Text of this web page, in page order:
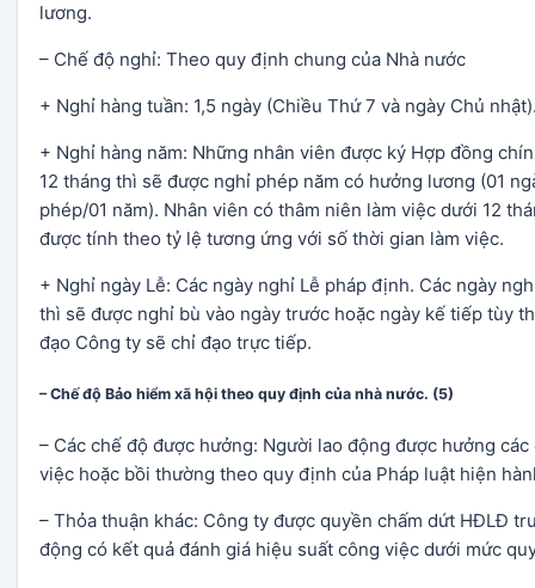
lương.
– Chế độ nghỉ: Theo quy định chung của Nhà nước
+ Nghỉ hàng tuần: 1,5 ngày (Chiều Thứ 7 và ngày Chủ
+ Nghỉ hàng năm: Những nhân viên được ký Hợp đồng
12 tháng thì sẽ được nghỉ phép năm có hưởng lương (01
phép/01 năm). Nhân viên có thâm niên làm việc dưới 12
được tính theo tỷ lệ tương ứng với số thời gian làm việc.
+ Nghỉ ngày Lễ: Các ngày nghỉ Lễ pháp định. Các ngày
thì sẽ được nghỉ bù vào ngày trước hoặc ngày kế tiếp tùy
đạo Công ty sẽ chỉ đạo trực tiếp.
– Chế độ Bảo hiểm xã hội theo quy định của nhà nước. (5)
– Các chế độ được hưởng: Người lao động được hưởng
việc hoặc bồi thường theo quy định của Pháp luật hiện
– Thỏa thuận khác: Công ty được quyền chấm dứt HĐLĐ
động có kết quả đánh giá hiệu suất công việc dưới mức